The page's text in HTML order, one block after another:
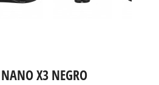
X3 NEGRO